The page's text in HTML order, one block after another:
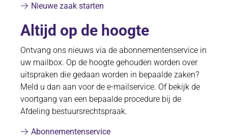
Nieuwe zaak starten
Altijd op de hoogte
Ontvang ons nieuws via de abonnementenservice in
uw mailbox. Op de hoogte gehouden worden over
uitspraken die gedaan worden in bepaalde zaken?
Meld u dan aan voor de e-mailservice. Of bekijk de
voortgang van een bepaalde procedure bij de
Afdeling bestuursrechtspraak.
Abonnementenservice